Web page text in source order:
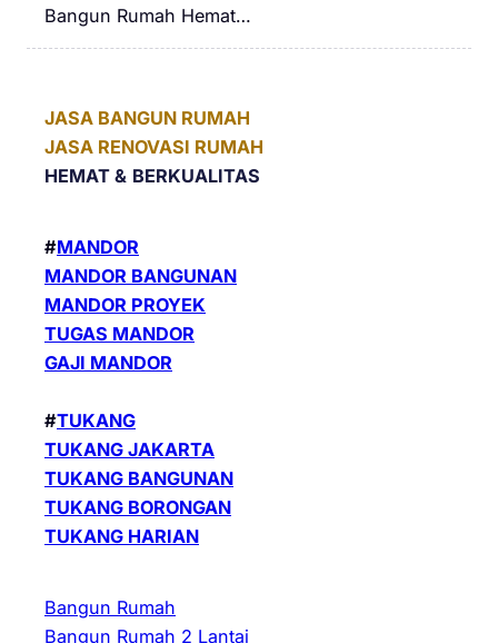
Bangun Rumah Hemat…
JASA BANGUN RUMAH
JASA RENOVASI RUMAH
HEMAT & BERKUALITAS
#MANDOR
MANDOR BANGUNAN
MANDOR PROYEK
TUGAS MANDOR
GAJI MANDOR
#TUKANG
TUKANG JAKARTA
TUKANG BANGUNAN
TUKANG BORONGAN
TUKANG HARIAN
Bangun Rumah
Bangun Rumah 2 Lantai